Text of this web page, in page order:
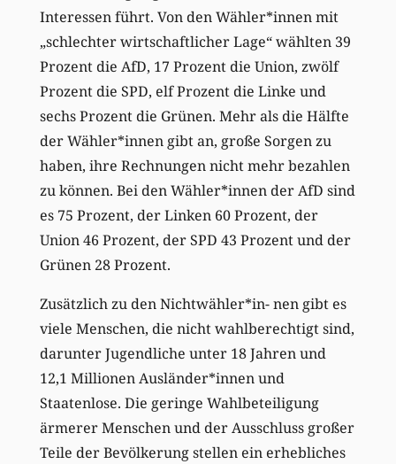
Interessen führt. Von den Wähler*innen mit
„schlechter wirtschaftlicher Lage“ wählten 39
Prozent die AfD, 17 Prozent die Union, zwölf
Prozent die SPD, elf Prozent die Linke und
sechs Prozent die Grünen. Mehr als die Hälfte
der Wähler*innen gibt an, große Sorgen zu
haben, ihre Rechnungen nicht mehr bezahlen
zu können. Bei den Wähler*innen der AfD sind
es 75 Prozent, der Linken 60 Prozent, der
Union 46 Prozent, der SPD 43 Prozent und der
Grünen 28 Prozent.
Zusätzlich zu den Nichtwähler*in- nen gibt es
viele Menschen, die nicht wahlberechtigt sind,
darunter Jugendliche unter 18 Jahren und
12,1 Millionen Ausländer*innen und
Staatenlose. Die geringe Wahlbeteiligung
ärmerer Menschen und der Ausschluss großer
Teile der Bevölkerung stellen ein erhebliches